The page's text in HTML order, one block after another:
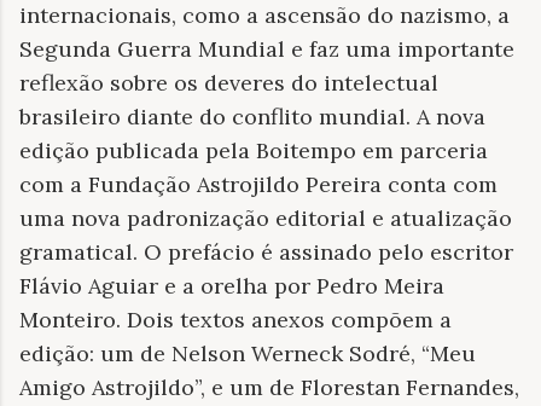
internacionais, como a ascensão do nazismo, a
Segunda Guerra Mundial e faz uma importante
reflexão sobre os deveres do intelectual
brasileiro diante do conflito mundial. A nova
edição publicada pela Boitempo em parceria
com a Fundação Astrojildo Pereira conta com
uma nova padronização editorial e atualização
gramatical. O prefácio é assinado pelo escritor
Flávio Aguiar e a orelha por Pedro Meira
Monteiro. Dois textos anexos compõem a
edição: um de Nelson Werneck Sodré, “Meu
Amigo Astrojildo”, e um de Florestan Fernandes,